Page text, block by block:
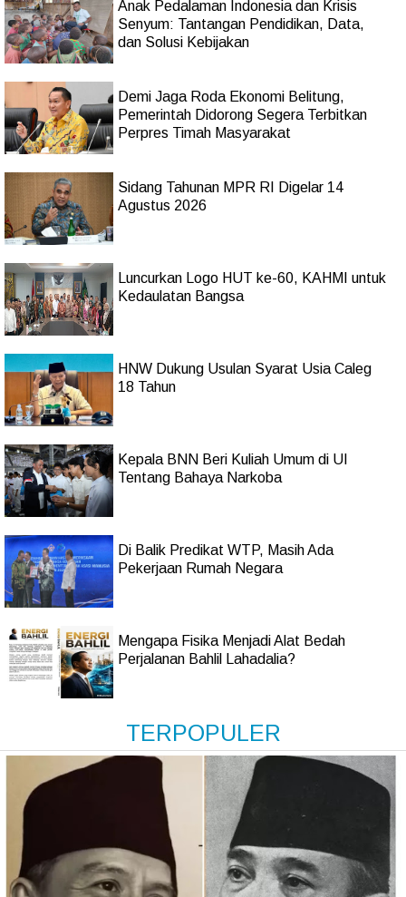
Anak Pedalaman Indonesia dan Krisis
Senyum: Tantangan Pendidikan, Data,
dan Solusi Kebijakan
Demi Jaga Roda Ekonomi Belitung,
Pemerintah Didorong Segera Terbitkan
Perpres Timah Masyarakat
Sidang Tahunan MPR RI Digelar 14
Agustus 2026
Luncurkan Logo HUT ke-60, KAHMI untuk
Kedaulatan Bangsa
HNW Dukung Usulan Syarat Usia Caleg
18 Tahun
Kepala BNN Beri Kuliah Umum di UI
Tentang Bahaya Narkoba
Di Balik Predikat WTP, Masih Ada
Pekerjaan Rumah Negara
Mengapa Fisika Menjadi Alat Bedah
Perjalanan Bahlil Lahadalia?
TERPOPULER